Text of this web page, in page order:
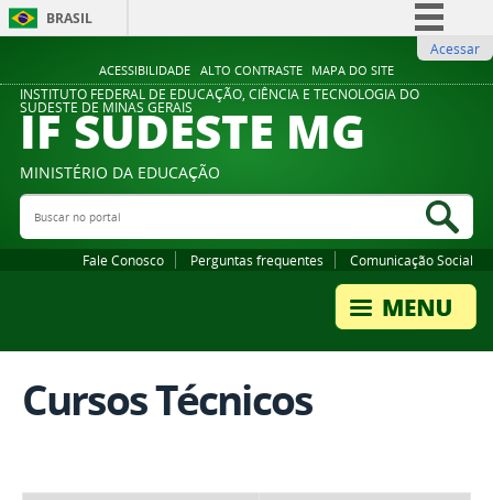
ACESSIBILIDADE ALTO CONTRASTE MAPA DO SITE
BRASIL
Comunica BR
Participe
Legislação
Acessar
INSTITUTO FEDERAL DE EDUCAÇÃO, CIÊNCIA E TECNOLOGIA DO
SUDESTE DE MINAS GERAIS
IF SUDESTE MG
MINISTÉRIO DA EDUCAÇÃO
Buscar no portal
Fale Conosco Perguntas frequentes Comunicação Social
Cursos Técnicos